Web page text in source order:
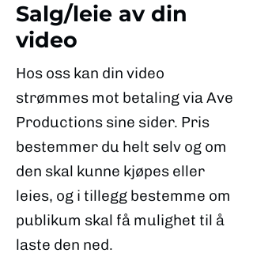
Salg/leie av din
video
Hos oss kan din video
strømmes mot betaling via Ave
Productions sine sider. Pris
bestemmer du helt selv og om
den skal kunne kjøpes eller
leies, og i tillegg bestemme om
publikum skal få mulighet til å
laste den ned.